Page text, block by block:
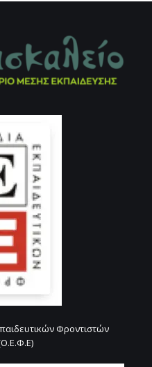
Φροντιστών